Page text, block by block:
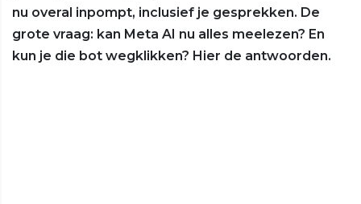
nu overal inpompt, inclusief je gesprekken. De
grote vraag: kan Meta AI nu alles meelezen? En
kun je die bot wegklikken? Hier de antwoorden.